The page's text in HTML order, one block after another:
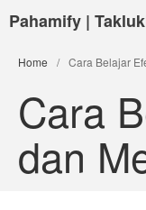
Pahamify |
Home / Cara Belajar
Cara
dan